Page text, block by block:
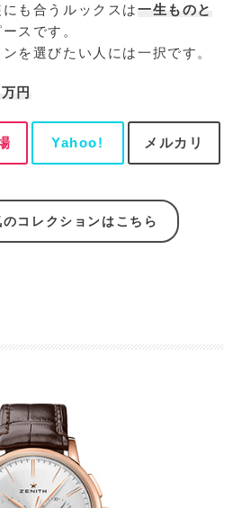
も合うルックスは一生ものと
スです。
を選びたい人には一択です。
円
Yahoo! メルカリ
コレクションはこちら